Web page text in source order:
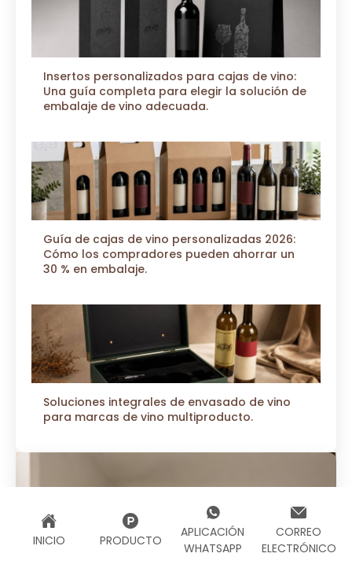
Insertos personalizados para cajas de vino:
Una guía completa para elegir la solución de
embalaje de vino adecuada.
Guía de cajas de vino personalizadas 2026:
Cómo los compradores pueden ahorrar un
30 % en embalaje.
Soluciones integrales de envasado de vino
para marcas de vino multiproducto.
¿Tienes Alguna Pregunta?
Contacta Con Nosotros
INICIO PRODUCTO
APLICACIÓN
WHATSAPP
CORREO
ELECTRÓNICO